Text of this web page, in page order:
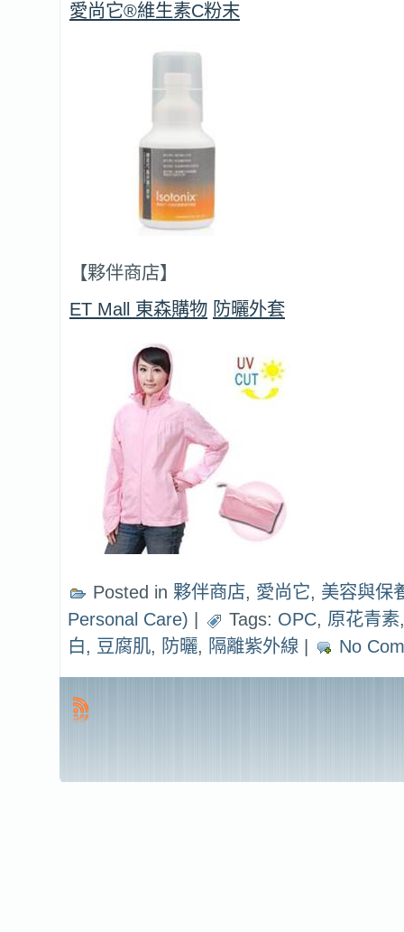
愛尚它®維生素C粉末
【夥伴商店】
ET Mall 東森購物 防曬外套
Posted in 夥伴商店, 愛尚它, 美容與保
Personal Care)
Tags: OPC, 原花青素
白, 豆腐肌, 防曬, 隔離紫外線 No